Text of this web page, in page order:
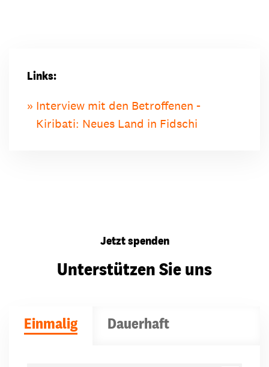
Links:
Interview mit den Betroffenen -
Kiribati: Neues Land in Fidschi
Jetzt spenden
Unterstützen Sie uns
Einmalig Dauerhaft